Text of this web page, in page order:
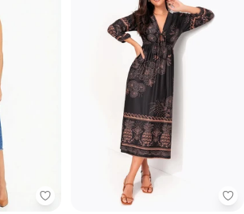
Quintess - Vestido (Azul